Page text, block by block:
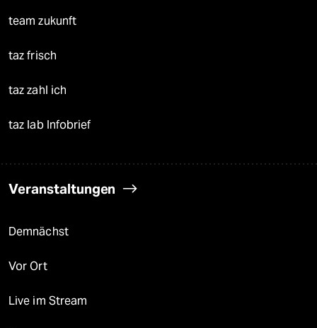
team zukunft
taz frisch
taz zahl ich
taz lab Infobrief
Veranstaltungen
Demnächst
Vor Ort
Live im Stream